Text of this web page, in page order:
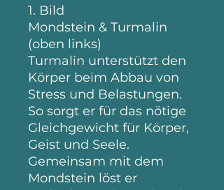
1. Bild​
Mondstein & Turmalin
(oben links)
Turmalin unterstützt den
Körper beim Abbau von
Stress und Belastungen.
So sorgt er für das nötige
Gleichgewicht für Körper,
Geist und Seele.
Gemeinsam mit dem
Mondstein löst er